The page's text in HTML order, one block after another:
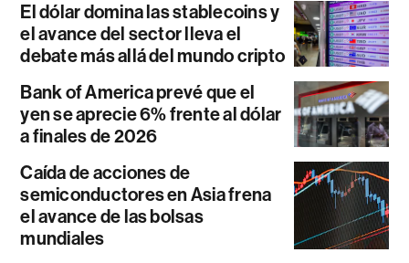
El dólar domina las stablecoins y
el avance del sector lleva el
debate más allá del mundo cripto
Bank of America prevé que el
yen se aprecie 6% frente al dólar
a finales de 2026
Caída de acciones de
semiconductores en Asia frena
el avance de las bolsas
mundiales